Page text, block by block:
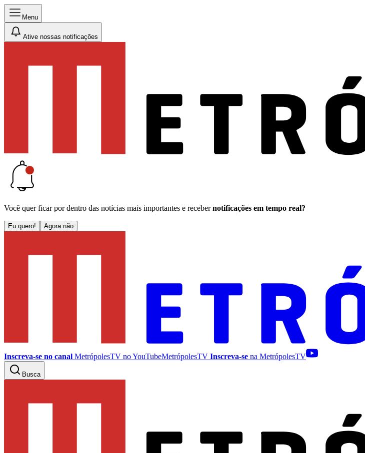
Menu
Ative nossas notificações
Você quer ficar por dentro das notícias mais importantes e receber notificações em tempo real?
Eu quero! Agora não
Inscreva-se no canal MetrópolesTV noYouTubeMetrópolesTV Inscreva-se na MetrópolesTV
Busca